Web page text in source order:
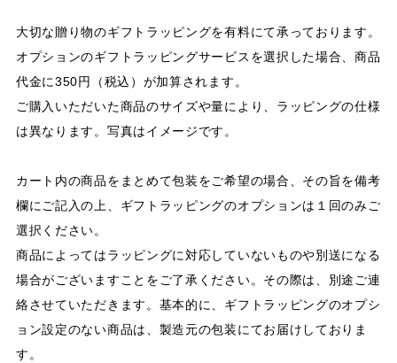
大切な贈り物のギフトラッピングを有料にて承っております。
オプションのギフトラッピングサービスを選択した場合、商品
代金に350円（税込）が加算されます。
ご購入いただいた商品のサイズや量により、ラッピングの仕様
は異なります。写真はイメージです。
カート内の商品をまとめて包装をご希望の場合、その旨を備考
欄にご記入の上、ギフトラッピングのオプションは１回のみご
選択ください。
商品によってはラッピングに対応していないものや別送になる
場合がございますことをご了承ください。その際は、別途ご連
絡させていただきます。基本的に、ギフトラッピングのオプシ
ョン設定のない商品は、製造元の包装にてお届けしておりま
す。